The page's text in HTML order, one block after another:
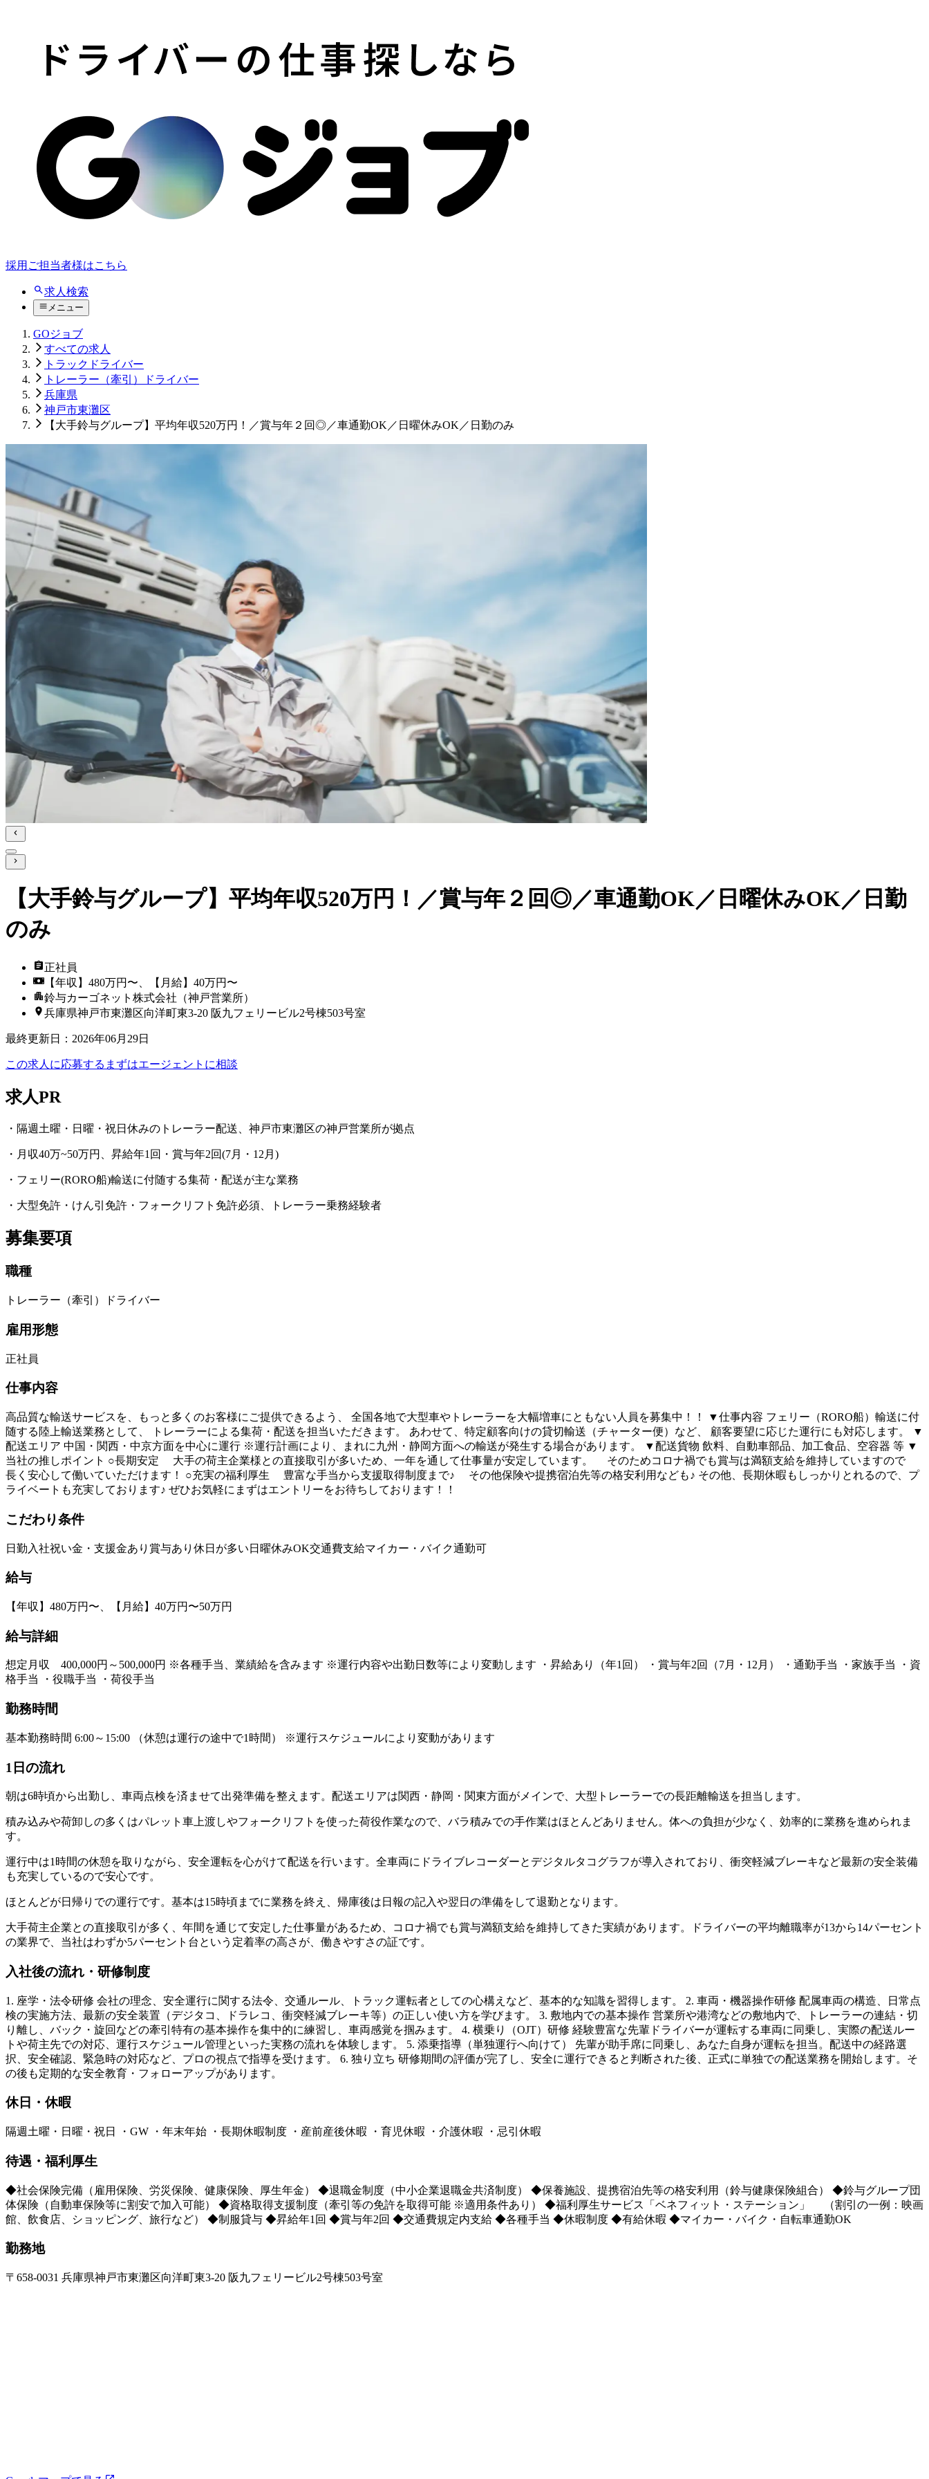
採用ご担当者様はこちら
求人検索
メニュー
GOジョブ
すべての求人
トラックドライバー
トレーラー（牽引）ドライバー
兵庫県
神戸市東灘区
【大手鈴与グループ】平均年収520万円！／賞与年２回◎／車通勤OK／日曜休みOK／日勤のみ
【大手鈴与グループ】平均年収520万円！／賞与年２回◎／車通勤OK／日曜休みOK／日勤
のみ
正社員
【年収】480万円〜、【月給】40万円〜
鈴与カーゴネット株式会社（神戸営業所）
兵庫県神戸市東灘区向洋町東3-20 阪九フェリービル2号棟503号室
最終更新日 ： 2026年06月29日
この求人に応募する まずはエージェントに相談
求人PR
・隔週土曜・日曜・祝日休みのトレーラー配送、神戸市東灘区の神戸営業所が拠点
・月収40万~50万円、昇給年1回・賞与年2回(7月・12月)
・フェリー(RORO船)輸送に付随する集荷・配送が主な業務
・大型免許・けん引免許・フォークリフト免許必須、トレーラー乗務経験者
募集要項
職種
トレーラー（牽引）ドライバー
雇用形態
正社員
仕事内容
高品質な輸送サービスを、もっと多くのお客様にご提供できるよう、 全国各地で大型車やトレーラーを大幅増車にともない人員を募集中！！ ▼仕事内容 フェリー（RORO船）輸送に付
随する陸上輸送業務として、 トレーラーによる集荷・配送を担当いただきます。 あわせて、特定顧客向けの貸切輸送（チャーター便）など、 顧客要望に応じた運行にも対応します。 ▼
配送エリア 中国・関西・中京方面を中心に運行 ※運行計画により、まれに九州・静岡方面への輸送が発生する場合があります。 ▼配送貨物 飲料、自動車部品、加工食品、空容器 等 ▼
当社の推しポイント ○長期安定 大手の荷主企業様との直接取引が多いため、一年を通して仕事量が安定しています。 そのためコロナ禍でも賞与は満額支給を維持していますので
長く安心して働いていただけます！ ○充実の福利厚生 豊富な手当から支援取得制度まで♪ その他保険や提携宿泊先等の格安利用なども♪ その他、長期休暇もしっかりとれるので、プ
ライベートも充実しております♪ ぜひお気軽にまずはエントリーをお待ちしております！！
こだわり条件
日勤 入社祝い金・支援金あり 賞与あり 休日が多い 日曜休みOK交通費支給マイカー・バイク通勤可
給与
【年収】480万円〜、【月給】40万円〜50万円
給与詳細
想定月収 400,000円～500,000円 ※各種手当、業績給を含みます ※運行内容や出勤日数等により変動します ・昇給あり（年1回） ・賞与年2回（7月・12月） ・通勤手当 ・家族手当 ・資
格手当 ・役職手当 ・荷役手当
勤務時間
基本勤務時間 6:00～15:00 （休憩は運行の途中で1時間） ※運行スケジュールにより変動があります
1日の流れ
朝は6時頃から出勤し、車両点検を済ませて出発準備を整えます。配送エリアは関西・静岡・関東方面がメインで、大型トレーラーでの長距離輸送を担当します。
積み込みや荷卸しの多くはパレット車上渡しやフォークリフトを使った荷役作業なので、バラ積みでの手作業はほとんどありません。体への負担が少なく、効率的に業務を進められま
す。
運行中は1時間の休憩を取りながら、安全運転を心がけて配送を行います。全車両にドライブレコーダーとデジタルタコグラフが導入されており、衝突軽減ブレーキなど最新の安全装備
も充実しているので安心です。
ほとんどが日帰りでの運行です。基本は15時頃までに業務を終え、帰庫後は日報の記入や翌日の準備をして退勤となります。
大手荷主企業との直接取引が多く、年間を通じて安定した仕事量があるため、コロナ禍でも賞与満額支給を維持してきた実績があります。ドライバーの平均離職率が13から14パーセント
の業界で、当社はわずか5パーセント台という定着率の高さが、働きやすさの証です。
入社後の流れ・研修制度
1. 座学・法令研修 会社の理念、安全運行に関する法令、交通ルール、トラック運転者としての心構えなど、基本的な知識を習得します。 2. 車両・機器操作研修 配属車両の構造、日常点
検の実施方法、最新の安全装置（デジタコ、ドラレコ、衝突軽減ブレーキ等）の正しい使い方を学びます。 3. 敷地内での基本操作 営業所や港湾などの敷地内で、トレーラーの連結・切
り離し、バック・旋回などの牽引特有の基本操作を集中的に練習し、車両感覚を掴みます。 4. 横乗り（OJT）研修 経験豊富な先輩ドライバーが運転する車両に同乗し、実際の配送ルー
トや荷主先での対応、運行スケジュール管理といった実務の流れを体験します。 5. 添乗指導（単独運行へ向けて） 先輩が助手席に同乗し、あなた自身が運転を担当。配送中の経路選
択、安全確認、緊急時の対応など、プロの視点で指導を受けます。 6. 独り立ち 研修期間の評価が完了し、安全に運行できると判断された後、正式に単独での配送業務を開始します。そ
の後も定期的な安全教育・フォローアップがあります。
休日・休暇
隔週土曜・日曜・祝日 ・GW ・年末年始 ・長期休暇制度 ・産前産後休暇 ・育児休暇 ・介護休暇 ・忌引休暇
待遇・福利厚生
◆社会保険完備（雇用保険、労災保険、健康保険、厚生年金） ◆退職金制度（中小企業退職金共済制度） ◆保養施設、提携宿泊先等の格安利用（鈴与健康保険組合） ◆鈴与グループ団
体保険（自動車保険等に割安で加入可能） ◆資格取得支援制度（牽引等の免許を取得可能 ※適用条件あり） ◆福利厚生サービス「ベネフィット・ステーション」 （割引の一例：映画
館、飲食店、ショッピング、旅行など） ◆制服貸与 ◆昇給年1回 ◆賞与年2回 ◆交通費規定内支給 ◆各種手当 ◆休暇制度 ◆有給休暇 ◆マイカー・バイク・自転車通勤OK
勤務地
〒658-0031 兵庫県神戸市東灘区向洋町東3-20 阪九フェリービル2号棟503号室